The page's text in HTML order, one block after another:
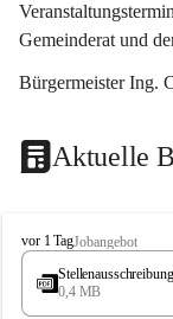
Gemeinderat und
Bürgermeister Ing.
Aktuelle
S
t
s
vor 1 TagJobangebot
0,4 MB